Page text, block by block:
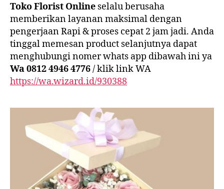
Toko Florist Online selalu berusaha
memberikan layanan maksimal dengan
pengerjaan Rapi & proses cepat 2 jam jadi. Anda
tinggal memesan product selanjutnya dapat
menghubungi nomer whats app dibawah ini ya
Wa 0812 4946 4776/ klik link WA
https://wa.wizard.id/930388